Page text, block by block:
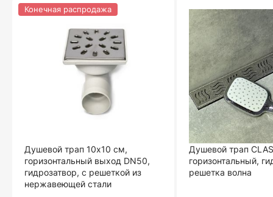
Душевой трап 10х10 см,
горизонтальный выход DN50,
гидрозатвор, с решеткой из
нержавеющей стали
Конечная распродажа
Душевой трап
горизонтальный,
решетка волна